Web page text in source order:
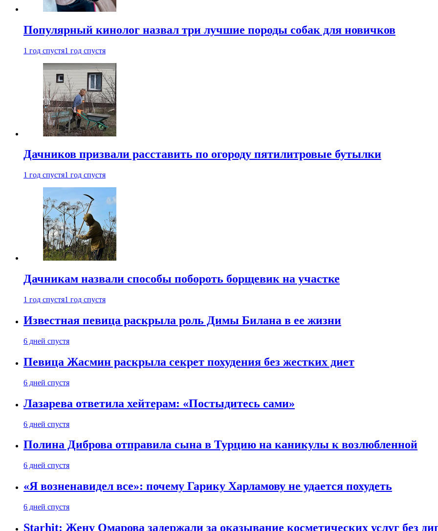
Популярный кинолог назвал три лучшие породы собак для новичков
1 год спустя1 год спустя
Дачников призвали расставить по огороду пятилитровые бутылки
1 год спустя1 год спустя
Дачникам назвали способы побороть борщевик на участке
1 год спустя1 год спустя
Известная певица раскрыла роль Димы Билана в ее жизни
6 дней спустя
Певица Жасмин раскрыла секрет похудения без жестких диет
6 дней спустя
Лазарева ответила хейтерам: «Постыдитесь сами»
6 дней спустя
Полина Диброва отправила сына в Турцию на каникулы к возлюбленной
6 дней спустя
«Я возненавидел все»: почему Гарику Харламову не удается похудеть
6 дней спустя
Starhit: Жену Омарова задержали за оказывание косметических услуг без